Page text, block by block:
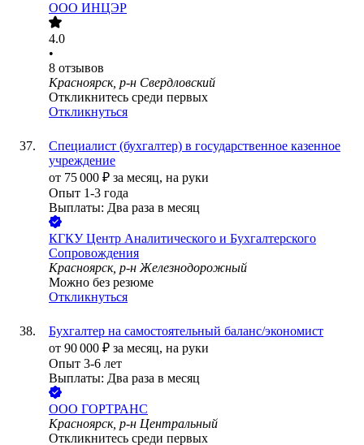
ООО ИНЦЭР
4.0
•
8 отзывов
Красноярск, р-н Свердловский
Откликнитесь среди первых
Откликнуться
Специалист (бухгалтер) в государственное казенное
учреждение
от 75 000 ₽ за месяц, на руки
Опыт 1-3 года
Выплаты: Два раза в месяц
КГКУ Центр Аналитического и Бухгалтерского
Сопровождения
Красноярск, р-н Железнодорожный
Можно без резюме
Откликнуться
Бухгалтер на самостоятельный баланс/экономист
от 90 000 ₽ за месяц, на руки
Опыт 3-6 лет
Выплаты: Два раза в месяц
ООО ГОРТРАНС
Красноярск, р-н Центральный
Откликнитесь среди первых